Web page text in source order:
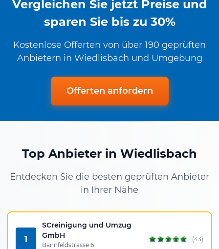
Vergleichen Sie jetzt Preise und
sparen Sie bis zu 30%
Kostenlose Offerten von über 190 geprüften
Anbietern in Wiedlisbach und Umgebung
Offerten anfordern
Top Anbieter in Wiedlisbach
Entdecken Sie die besten geprüften Anbieter
in Ihrer Nähe
1
SCreinigung und Umzug
GmbH
Bannfeldstrasse 6
(43)